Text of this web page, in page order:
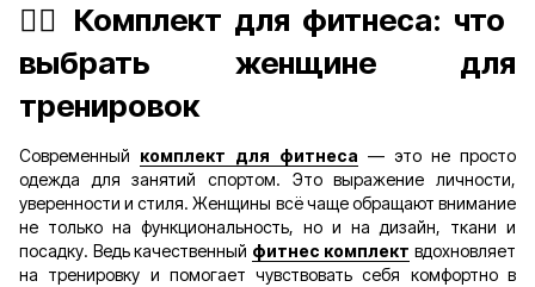
🧘‍♀️ Комплект для фитнеса: что
выбрать женщине для
тренировок
Современный комплект для фитнеса — это не просто
одежда для занятий спортом. Это выражение личности,
уверенности и стиля. Женщины всё чаще обращают внимание
не только на функциональность, но и на дизайн, ткани и
посадку. Ведь качественный фитнес комплект вдохновляет
на тренировку и помогает чувствовать себя комфортно в